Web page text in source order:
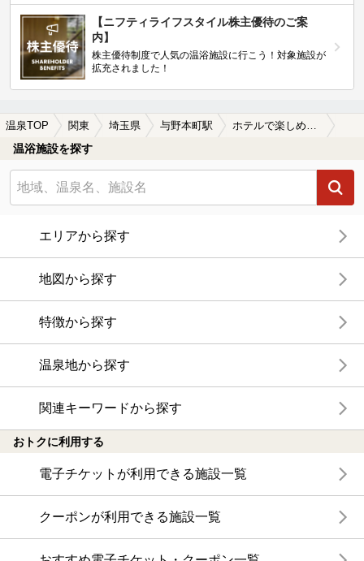
【ニフティライフスタイル株主優待のご案
内】
株主優待制度で人気の温浴施設に行こう！対象施設が
拡充されました！
温泉TOP 関東 埼玉県 与野本町駅 ホテルで楽しめる与野本町駅近くの温泉、日帰り温泉、スーパー銭湯おすすめ
温浴施設を探す
エリアから探す
地図から探す
特徴から探す
温泉地から探す
関連キーワードから探す
おトクに利用する
電子チケットが利用できる施設一覧
クーポンが利用できる施設一覧